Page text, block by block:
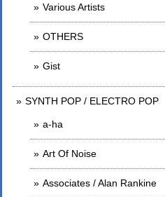
Various Artists
OTHERS
Gist
SYNTH POP / ELECTRO POP
a-ha
Art Of Noise
Associates / Alan Rankine